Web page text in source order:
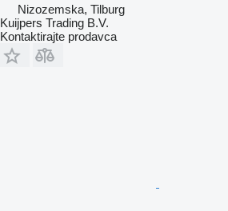
Nizozemska, Tilburg
Kuijpers Trading B.V.
Kontaktirajte prodavca